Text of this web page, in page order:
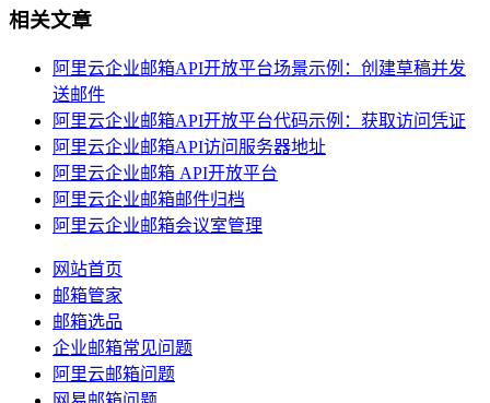
相关文章
阿里云企业邮箱API开放平台场景示例：创建草稿并发
送邮件
阿里云企业邮箱API开放平台代码示例：获取访问凭证
阿里云企业邮箱API访问服务器地址
阿里云企业邮箱 API开放平台
阿里云企业邮箱邮件归档
阿里云企业邮箱会议室管理
网站首页
邮箱管家
邮箱选品
企业邮箱常见问题
阿里云邮箱问题